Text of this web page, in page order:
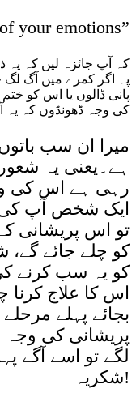
your emotions”
کہ آپ جائزہ لیں کہ یہ
پہ اگر کمرے میں آگ لگ
پانی ڈالوں یا اس کو
کی وجہ ڈھونڈوں کہ یہ
میرا ان سب باتوں
ہے۔یعنی یہ
رہی ہے اس کی
ایک شخص آپ کی
تو اس پریشانی
کو چلے جائے گے،
کو یہ سب کرنے
اس کا علاج کرنا
بجائے پہلے
پریشانی کی
لگے تو اسے آگے
شکریہ!